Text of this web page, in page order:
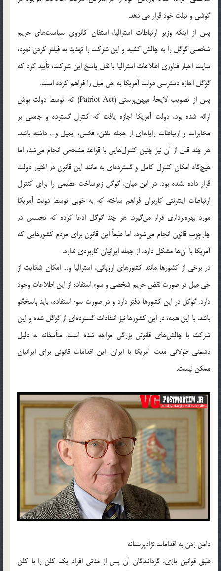
گوشی و تبلت خود قرار می دهد.
پس از اینکه وزیر ارتباطات استرالیا، استفان کانروی سیاست‌های حریم
شخصی گوگل را به چالش کشید و این شرکت را تهدید به فیلتر کردن نمود،
سایت اخبار فناوری اطلاعات استرالیا با نقل پاسخ این شرکت، تأیید کرد که
گوگل اجازه دسترسی دولت آمریکا به جی میل را فراهم کرده است.
پس از تصویب لایحۀ میهن‌پرستی (Patriot Act) که توسط دولت بوش
ارائه شده بود، دولت آمریکا اجازه یافت که کنترل گسترده و جامعی بر
مخابرات و ارتباطات رایانه‌ای از جمله تلفن، فکس، ایمیل و… داشته باشد.
هر چند قبل از آن نیز چنین کنترل‌هایی با قواعد مشخص انجام می‌شد، اما
هیچ‌گاه امکان کنترل کامل و گسترده‌ای به مانند این قانون در اختیار دولت
قرار داده نشده بود. در این میان، گوگل زیرساخت عظیمی را برای کنترل
ارتباطات اینترنتی کاربران فراهم ساخته که به خوبی توسط دولت آمریکا
مورد بهره‌برداری قرار می‌گیرد. هر چند گوگل ادعا کرده که تجسس در
چارچوب قانون انجام می‌شود، اما طبعاً این قانون برای مردم کشورهایی که
آمریکا با آن‌ها مشکل دارد، از جمله ایرانیان کاربردی ندارد.
در برخی از کشورها مانند کشورهای اروپائی، استرالیا و… امکان شکایت از
جی میل در صورت نقض حریم شخصی و سوء استفاده از این اطلاعات وجود
دارد. گوگل در این کشورها دفتر دارد و در صورت سوء استفاده، باید پاسخگو
باشد. با این همه، در این کشورها نیز انتقادات گسترده‌ای از گوگل شده و این
شرکت با چالش‌های قانونی بزرگی مواجه شده است. متأسفانه به دلیل
دشمنی طولانی مدت آمریکا با ایران، این اقدامات قانونی برای ایرانیان
ممکن نیست.
دامن زدن به اقدامات نژادپرستانه
طبق قوانین بازی، گردانندگان آن پس از مدتی افراد یک کلن را با کلن